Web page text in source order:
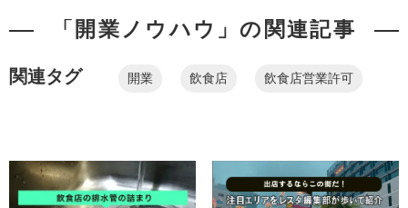
「開業ノウハウ」の関連記事
関連タグ 開業 飲食店 飲食店営業許可